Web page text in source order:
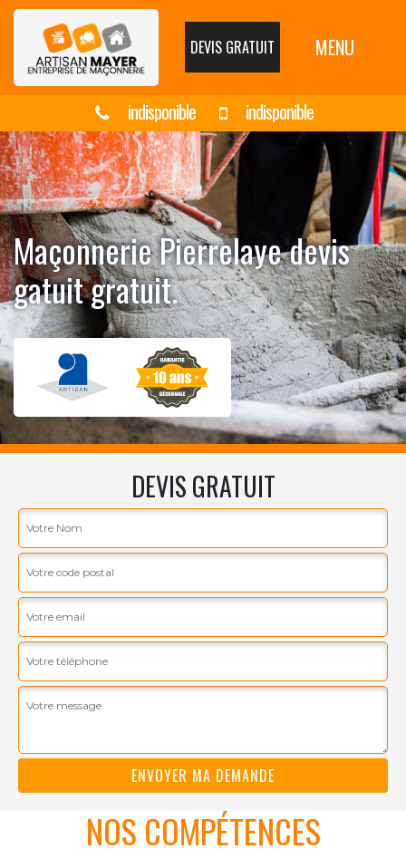
DEVIS GRATUIT MENU
indisponible indisponible
Maçonnerie Pierrelaye devis
gatuit gratuit.
DEVIS GRATUIT
NOS COMPÉTENCES